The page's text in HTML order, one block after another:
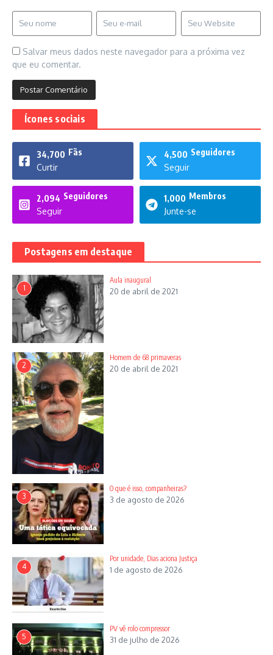
Salvar meus dados neste navegador para a próxima vez
que eu comentar.
Ícones sociais
34,700 Fãs
Curtir
4,500 Seguidores
Seguir
2,094 Seguidores
Seguir
1,000 Membros
Junte-se
Postagens em destaque
1
Aula inaugural
20 de abril de 2021
2
Homem de 68 primaveras
20 de abril de 2021
3
O que é isso, companheiras?
3 de agosto de 2026
4
Por unidade, Dias aciona Justiça
1 de agosto de 2026
5
PV vê rolo compressor
31 de julho de 2026